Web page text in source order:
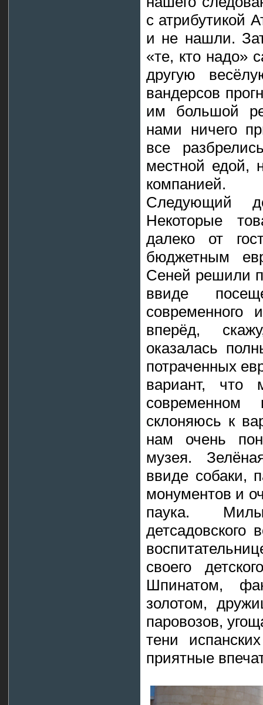
с атрибутикой
и не нашли.
«те, кто надо»
другую
вандерсов
им большой
нами ничего
все
местной едой,
компанией.
Следующий
Некоторые
далеко от
бюджетным
Сеней решили
ввиде
современного
вперёд,
оказалась
потраченных
вариант,
современном
склоняюсь к
нам очень
музея.
ввиде собаки,
монументов и
паука.
детсадовского
своего
Шпинатом,
золотом,
паровозов,
тени
приятные